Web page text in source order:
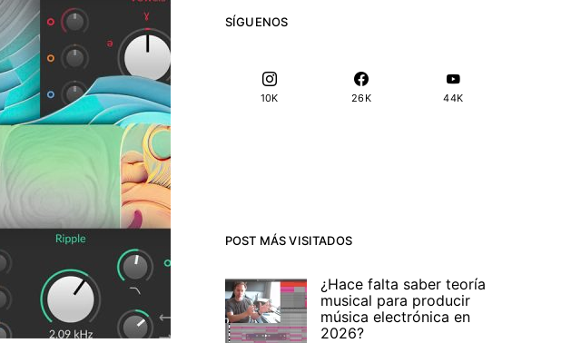
SÍGUENOS
10K 26K 44K
POST MÁS VISITADOS
¿Hace falta saber teoría
musical para producir
música electrónica en
2026?